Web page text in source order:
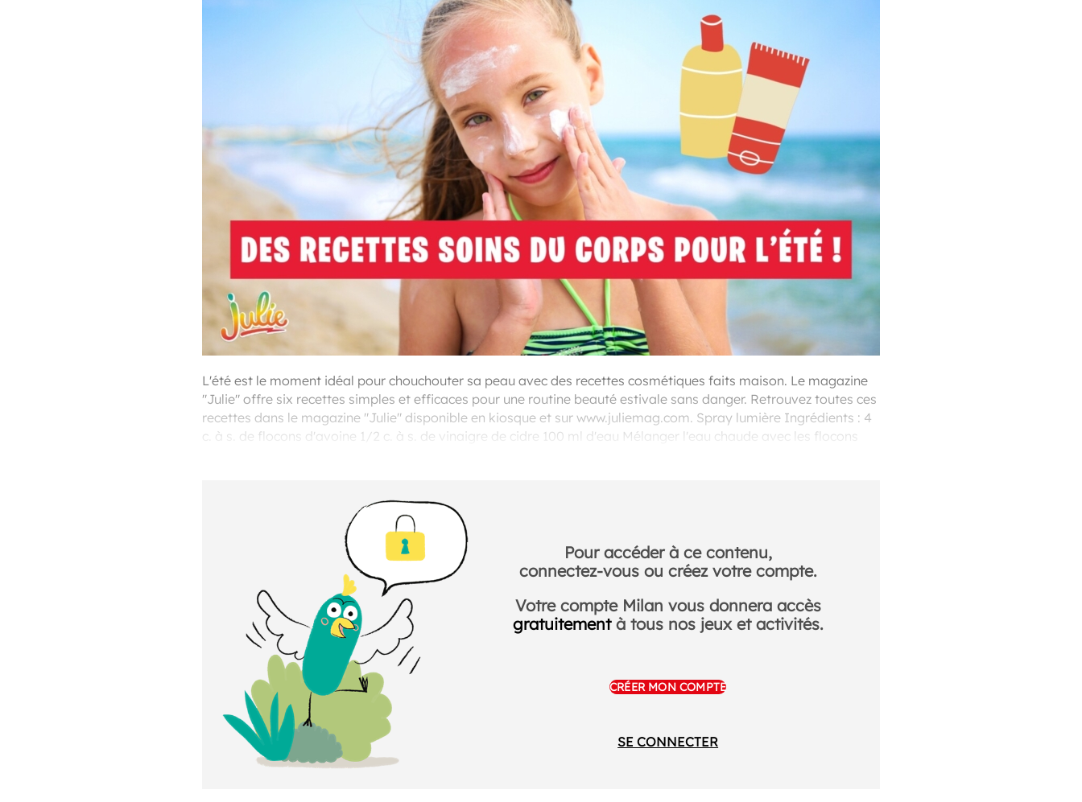
L'été est le moment idéal pour chouchouter sa peau avec des recettes cosmétiques faits maison. Le magazine
"Julie" offre six recettes simples et efficaces pour une routine beauté estivale sans danger. Retrouvez toutes ces
recettes dans le magazine "Julie" disponible en kiosque et sur www.juliemag.com. Spray lumière Ingrédients : 4
c. à s. de flocons d'avoine 1/2 c. à s. de vinaigre de cidre 100 ml d'eau Mélanger l'eau chaude avec les flocons
Pour accéder à ce contenu,
connectez-vous ou créez votre compte.
Votre compte Milan vous donnera accès
gratuitementà tous nos jeux et activités.
CRÉER MON COMPTE
SE CONNECTER